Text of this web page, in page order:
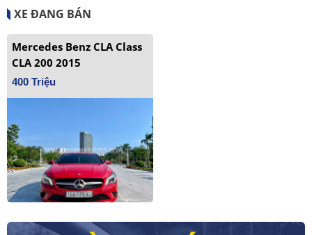
XE ĐANG BÁN
Mercedes Benz CLA Class
CLA 200 2015
400 Triệu